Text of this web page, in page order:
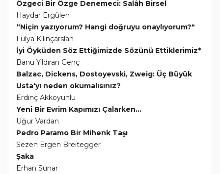
Özgeci Bir Özge Denemeci: Salâh Birsel
Haydar Ergülen
“Niçin yazıyorum? Hangi doğruyu onaylıyorum?"
Fulya Kılınçarslan
İyi Öyküden Söz Ettiğimizde Sözünü Ettiklerimiz*
Banu Yıldıran Genç
Balzac, Dickens, Dostoyevski, Zweig: Üç Büyük
Usta'yı neden okumalısınız?
Erdinç Akkoyunlu
Yeni Bir Evrim Kapımızı Çalarken...
Uğur Vardan
Pedro Paramo Bir Mihenk Taşı
Sezen Ergen Breitegger
Şaka
Erhan Sunar